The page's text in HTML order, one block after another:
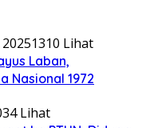
1310 Lihat
Laban,
Nasional 1972
Lihat